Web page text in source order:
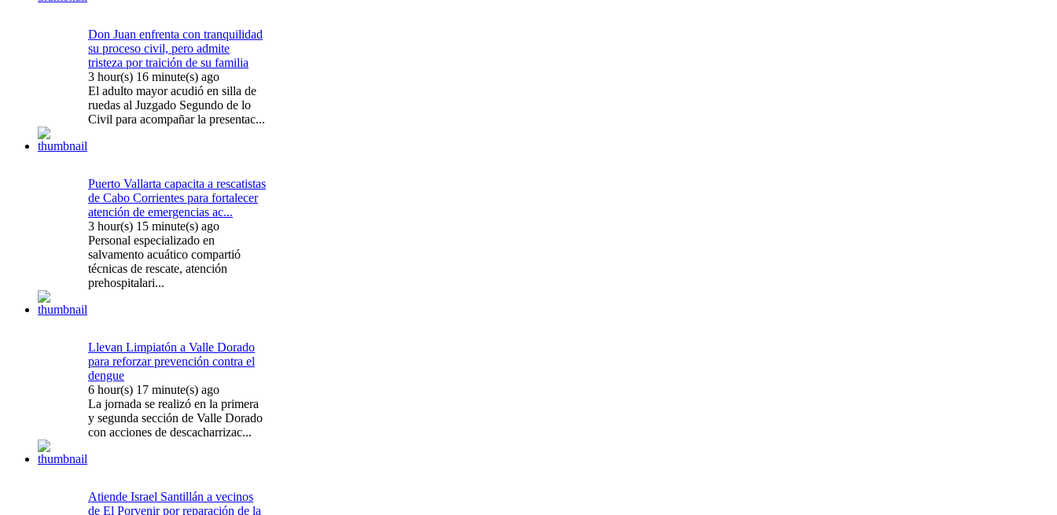
Don Juan enfrenta con tranquilidad
su proceso civil, pero admite
tristeza por traición de su familia
3 hour(s) 16 minute(s) ago
El adulto mayor acudió en silla de
ruedas al Juzgado Segundo de lo
Civil para acompañar la presentac...
Puerto Vallarta capacita a rescatistas
de Cabo Corrientes para fortalecer
atención de emergencias ac...
3 hour(s) 15 minute(s) ago
Personal especializado en
salvamento acuático compartió
técnicas de rescate, atención
prehospitalari...
Llevan Limpiatón a Valle Dorado
para reforzar prevención contra el
dengue
6 hour(s) 17 minute(s) ago
La jornada se realizó en la primera
y segunda sección de Valle Dorado
con acciones de descacharrizac...
Atiende Israel Santillán a vecinos
de El Porvenir por reparación de la